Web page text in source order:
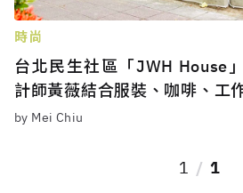
時尚
台北民生社區「JWH House
計師黃薇結合服裝、咖啡、工
by Mei Chiu
1 1